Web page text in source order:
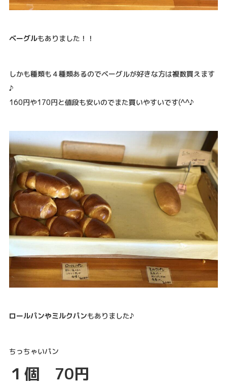
ベーグルもありました！！
しかも種類も４種類あるのでベーグルが好きな方は複数買えます
♪
160円や170円と値段も安いのでまた買いやすいです(^^♪
ロールパンやミルクパンもありました♪
ちっちゃいパン
１個 70円